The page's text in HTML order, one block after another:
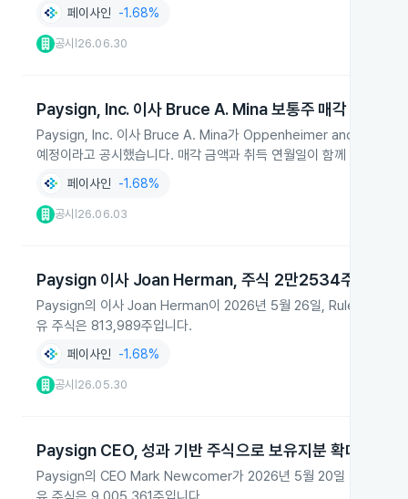
페이사인 -1.68%
공시 26.06.30
Paysign, Inc. 이사 Bruce A. Mina 보통주 매각 예정
Paysign, Inc. 이사 Bruce A. Mina가 Oppenheimer and
예정이라고 공시했습니다. 매각 금액과 취득 연월일이 함께 보고되었
페이사인 -1.68%
공시 26.06.03
Paysign 이사 Joan Herman, 주식 2만2534주 매도
Paysign의 이사 Joan Herman이 2026년 5월 26일, Rule 10b5-1
유 주식은 813,989주입니다.
페이사인 -1.68%
공시 26.05.30
Paysign CEO, 성과 기반 주식으로 보유지분 확대
Paysign의 CEO Mark Newcomer가 2026년 5월 20일 성과 기반